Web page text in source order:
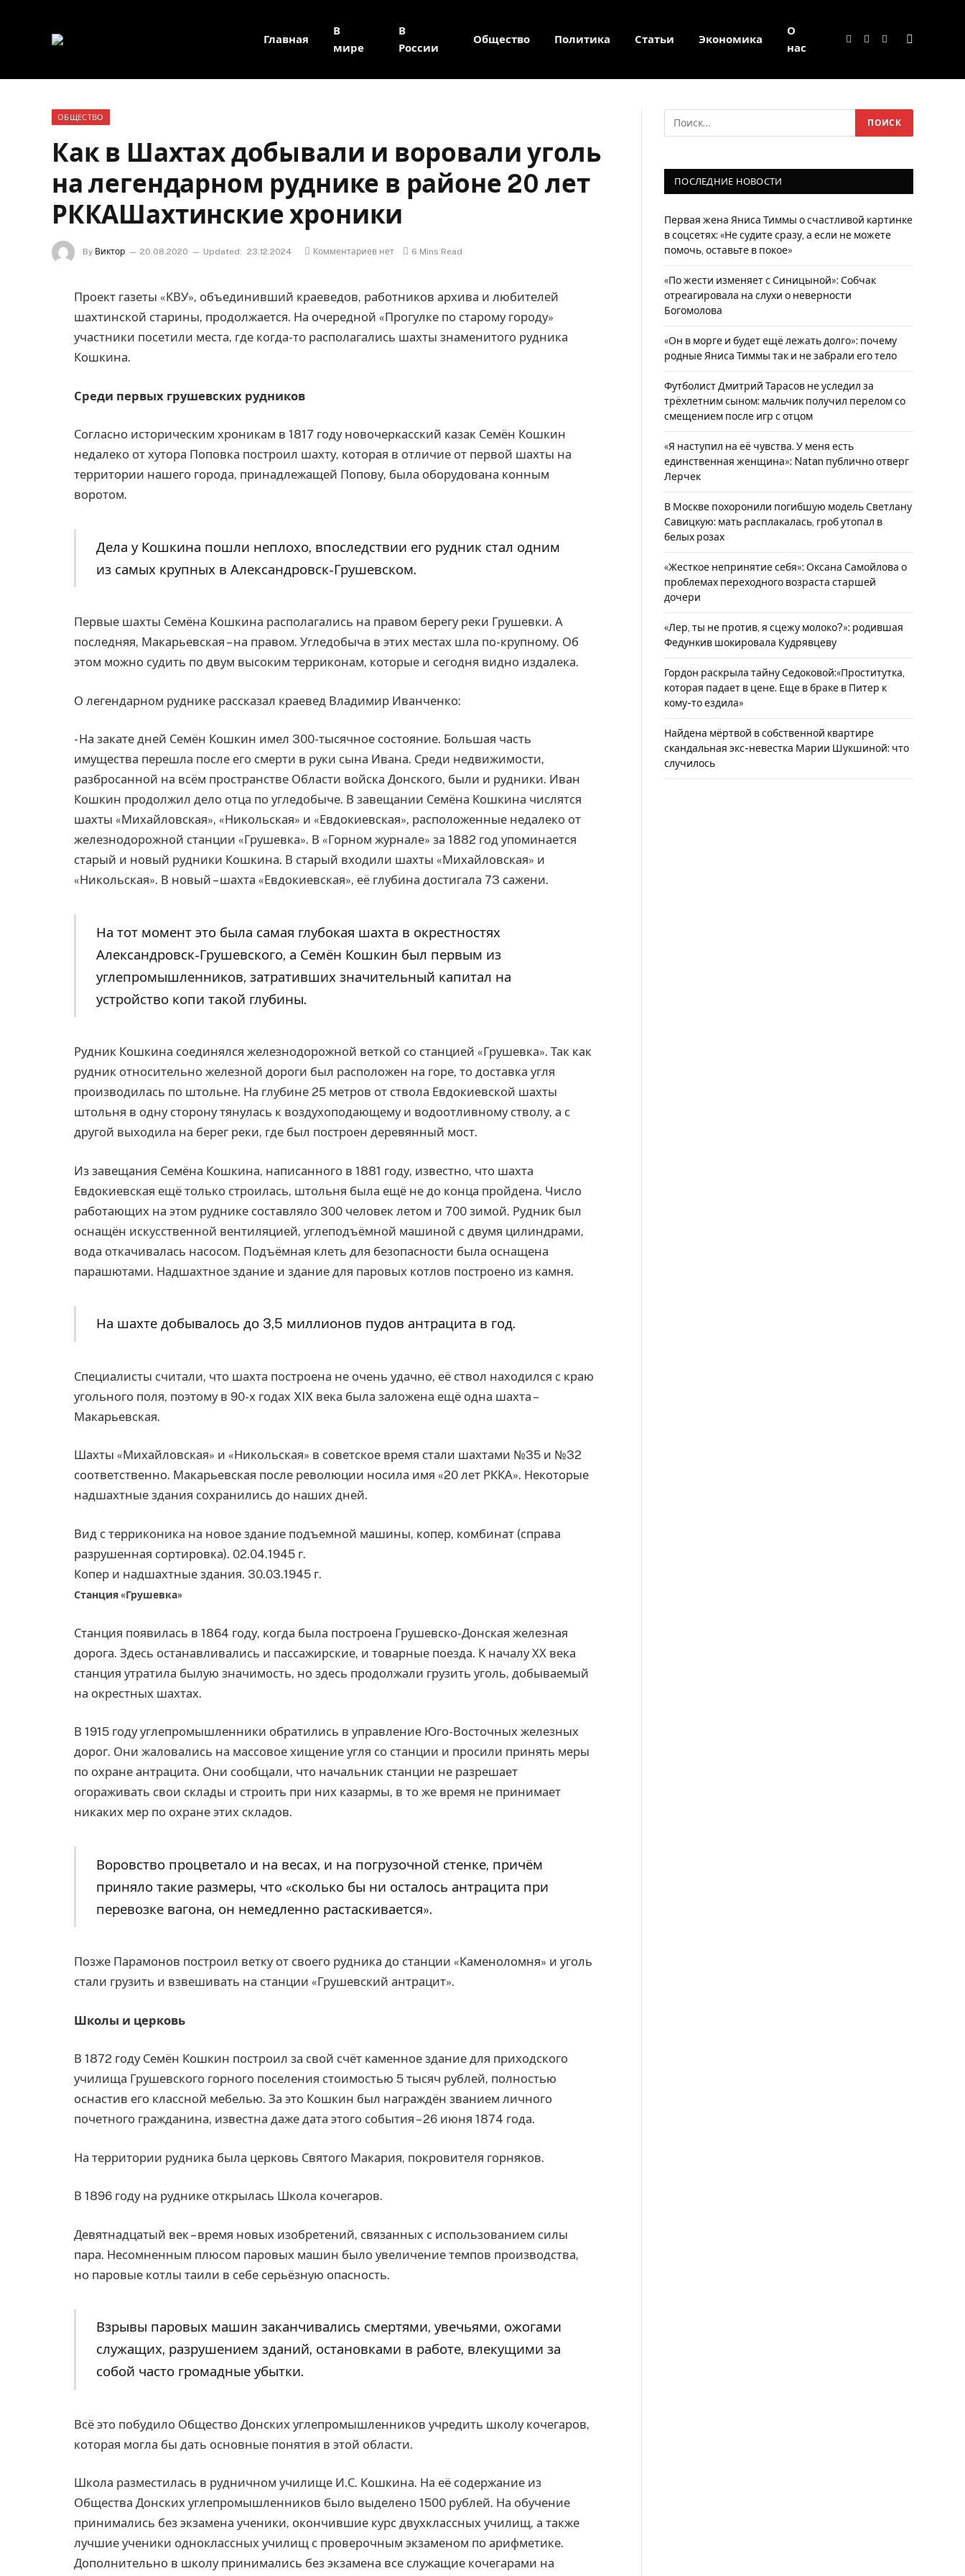
Главная
В
мире
В
России
Общество Политика Статьи Экономика
О
нас
Facebook
TwitterInstagram
ОБЩЕСТВО
Как в Шахтах добывали и воровали уголь
на легендарном руднике в районе 20 лет
РККАШахтинские хроники
By Виктор 20.08.2020 Updated: 23.12.2024 Комментариев нет 6 Mins Read
Проект газеты «КВУ», объединивший краеведов, работников архива и любителей
шахтинской старины, продолжается. На очередной «Прогулке по старому городу»
участники посетили места, где когда-то располагались шахты знаменитого рудника
Кошкина.
Среди первых грушевских рудников
Согласно историческим хроникам в 1817 году новочеркасский казак Семён Кошкин
недалеко от хутора Поповка построил шахту, которая в отличие от первой шахты на
территории нашего города, принадлежащей Попову, была оборудована конным
воротом.
Дела у Кошкина пошли неплохо, впоследствии его рудник стал одним
из самых крупных в Александровск-Грушевском.
Первые шахты Семёна Кошкина располагались на правом берегу реки Грушевки. А
последняя, Макарьевская – на правом. Угледобыча в этих местах шла по-крупному. Об
этом можно судить по двум высоким терриконам, которые и сегодня видно издалека.
О легендарном руднике рассказал краевед Владимир Иванченко:
- На закате дней Семён Кошкин имел 300-тысячное состояние. Большая часть
имущества перешла после его смерти в руки сына Ивана. Среди недвижимости,
разбросанной на всём пространстве Области войска Донского, были и рудники. Иван
Кошкин продолжил дело отца по угледобыче. В завещании Семёна Кошкина числятся
шахты «Михайловская», «Никольская» и «Евдокиевская», расположенные недалеко от
железнодорожной станции «Грушевка». В «Горном журнале» за 1882 год упоминается
старый и новый рудники Кошкина. В старый входили шахты «Михайловская» и
«Никольская». В новый – шахта «Евдокиевская», её глубина достигала 73 сажени.
На тот момент это была самая глубокая шахта в окрестностях
Александровск-Грушевского, а Семён Кошкин был первым из
углепромышленников, затративших значительный капитал на
устройство копи такой глубины.
Рудник Кошкина соединялся железнодорожной веткой со станцией «Грушевка». Так как
рудник относительно железной дороги был расположен на горе, то доставка угля
производилась по штольне. На глубине 25 метров от ствола Евдокиевской шахты
штольня в одну сторону тянулась к воздухоподающему и водоотливному стволу, а с
другой выходила на берег реки, где был построен деревянный мост.
Из завещания Семёна Кошкина, написанного в 1881 году, известно, что шахта
Евдокиевская ещё только строилась, штольня была ещё не до конца пройдена. Число
работающих на этом руднике составляло 300 человек летом и 700 зимой. Рудник был
оснащён искусственной вентиляцией, углеподъёмной машиной с двумя цилиндрами,
вода откачивалась насосом. Подъёмная клеть для безопасности была оснащена
парашютами. Надшахтное здание и здание для паровых котлов построено из камня.
На шахте добывалось до 3,5 миллионов пудов антрацита в год.
Специалисты считали, что шахта построена не очень удачно, её ствол находился с краю
угольного поля, поэтому в 90-х годах XIX века была заложена ещё одна шахта –
Макарьевская.
Шахты «Михайловская» и «Никольская» в советское время стали шахтами №35 и №32
соответственно. Макарьевская после революции носила имя «20 лет РККА». Некоторые
надшахтные здания сохранились до наших дней.
Вид с терриконика на новое здание подъемной машины, копер, комбинат (справа
разрушенная сортировка). 02.04.1945 г.
Копер и надшахтные здания. 30.03.1945 г.
Станция «Грушевка»
Станция появилась в 1864 году, когда была построена Грушевско-Донская железная
дорога. Здесь останавливались и пассажирские, и товарные поезда. К началу ХХ века
станция утратила былую значимость, но здесь продолжали грузить уголь, добываемый
на окрестных шахтах.
В 1915 году углепромышленники обратились в управление Юго-Восточных железных
дорог. Они жаловались на массовое хищение угля со станции и просили принять меры
по охране антрацита. Они сообщали, что начальник станции не разрешает
огораживать свои склады и строить при них казармы, в то же время не принимает
никаких мер по охране этих складов.
Воровство процветало и на весах, и на погрузочной стенке, причём
приняло такие размеры, что «сколько бы ни осталось антрацита при
перевозке вагона, он немедленно растаскивается».
Позже Парамонов построил ветку от своего рудника до станции «Каменоломня» и уголь
стали грузить и взвешивать на станции «Грушевский антрацит».
Школы и церковь
В 1872 году Семён Кошкин построил за свой счёт каменное здание для приходского
училища Грушевского горного поселения стоимостью 5 тысяч рублей, полностью
оснастив его классной мебелью. За это Кошкин был награждён званием личного
почетного гражданина, известна даже дата этого события – 26 июня 1874 года.
На территории рудника была церковь Святого Макария, покровителя горняков.
В 1896 году на руднике открылась Школа кочегаров.
Девятнадцатый век – время новых изобретений, связанных с использованием силы
пара. Несомненным плюсом паровых машин было увеличение темпов производства,
но паровые котлы таили в себе серьёзную опасность.
Взрывы паровых машин заканчивались смертями, увечьями, ожогами
служащих, разрушением зданий, остановками в работе, влекущими за
собой часто громадные убытки.
Всё это побудило Общество Донских углепромышленников учредить школу кочегаров,
которая могла бы дать основные понятия в этой области.
Школа разместилась в рудничном училище И.С. Кошкина. На её содержание из
Общества Донских углепромышленников было выделено 1500 рублей. На обучение
принимались без экзамена ученики, окончившие курс двухклассных училищ, а также
лучшие ученики одноклассных училищ с проверочным экзаменом по арифметике.
Дополнительно в школу принимались без экзамена все служащие кочегарами на
ПОСЛЕДНИЕ НОВОСТИ
Первая жена Яниса Тиммы о счастливой картинке
в соцсетях: «Не судите сразу, а если не можете
помочь, оставьте в покое»
«По жести изменяет с Синицыной»: Собчак
отреагировала на слухи о неверности
Богомолова
«Он в морге и будет ещё лежать долго»: почему
родные Яниса Тиммы так и не забрали его тело
Футболист Дмитрий Тарасов не уследил за
трёхлетним сыном: мальчик получил перелом со
смещением после игр с отцом
«Я наступил на её чувства. У меня есть
единственная женщина»: Natan публично отверг
Лерчек
В Москве похоронили погибшую модель Светлану
Савицкую: мать расплакалась, гроб утопал в
белых розах
«Жесткое непринятие себя»: Оксана Самойлова о
проблемах переходного возраста старшей
дочери
«Лер, ты не против, я сцежу молоко?»: родившая
Федункив шокировала Кудрявцеву
Гордон раскрыла тайну Седоковой:«Проститутка,
которая падает в цене. Еще в браке в Питер к
кому-то ездила»
Найдена мёртвой в собственной квартире
скандальная экс-невестка Марии Шукшиной: что
случилось